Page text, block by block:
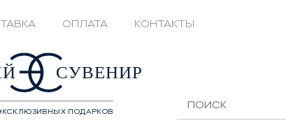
ОПЛАТА КОНТАКТЫ
СУВЕНИР
ПОДАРКОВ